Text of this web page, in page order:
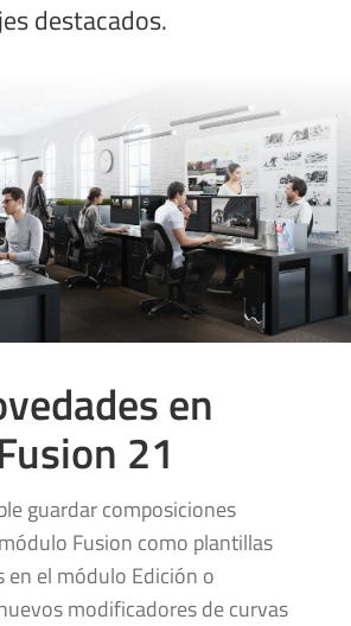
destacados.
en
21
guardar composiciones
Fusion como plantillas
en el módulo Edición o
modificadores de curvas